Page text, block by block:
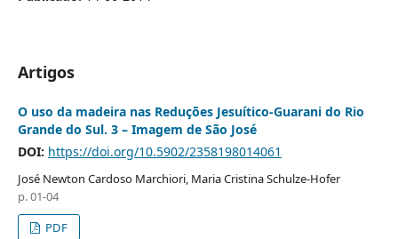
Artigos
O uso da madeira nas Reduções Jesuítico-Guarani do Rio
Grande do Sul. 3 – Imagem de São José
DOI: https://doi.org/10.5902/2358198014061
José Newton Cardoso Marchiori, Maria Cristina Schulze-Hofer
p. 01-04
PDF